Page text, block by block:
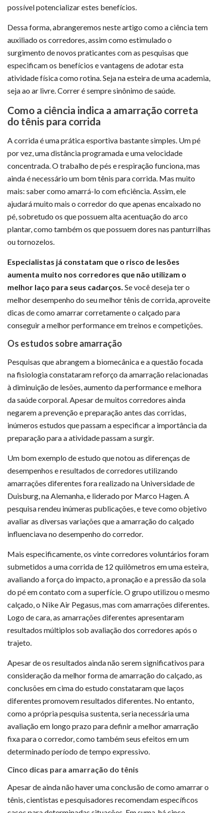
possível potencializar estes benefícios.
Dessa forma, abrangeremos neste artigo como a ciência tem
auxiliado os corredores, assim como estimulado o
surgimento de novos praticantes com as pesquisas que
especificam os benefícios e vantagens de adotar esta
atividade física como rotina. Seja na esteira de uma academia,
seja ao ar livre. Correr é sempre sinônimo de saúde.
Como a ciência indica a amarração correta
do tênis para corrida
A corrida é uma prática esportiva bastante simples. Um pé
por vez, uma distância programada e uma velocidade
concentrada. O trabalho de pés e respiração funciona, mas
ainda é necessário um bom tênis para corrida. Mas muito
mais: saber como amarrá-lo com eficiência. Assim, ele
ajudará muito mais o corredor do que apenas encaixado no
pé, sobretudo os que possuem alta acentuação do arco
plantar, como também os que possuem dores nas panturrilhas
ou tornozelos.
Especialistas já constatam que o risco de lesões
aumenta muito nos corredores que não utilizam o
melhor laço para seus cadarços. Se você deseja ter o
melhor desempenho do seu melhor tênis de corrida, aproveite
dicas de como amarrar corretamente o calçado para
conseguir a melhor performance em treinos e competições.
Os estudos sobre amarração
Pesquisas que abrangem a biomecânica e a questão focada
na fisiologia constataram reforço da amarração relacionadas
à diminuição de lesões, aumento da performance e melhora
da saúde corporal. Apesar de muitos corredores ainda
negarem a prevenção e preparação antes das corridas,
inúmeros estudos que passam a especificar a importância da
preparação para a atividade passam a surgir.
Um bom exemplo de estudo que notou as diferenças de
desempenhos e resultados de corredores utilizando
amarrações diferentes fora realizado na Universidade de
Duisburg, na Alemanha, e liderado por Marco Hagen. A
pesquisa rendeu inúmeras publicações, e teve como objetivo
avaliar as diversas variações que a amarração do calçado
influenciava no desempenho do corredor.
Mais especificamente, os vinte corredores voluntários foram
submetidos a uma corrida de 12 quilômetros em uma esteira,
avaliando a força do impacto, a pronação e a pressão da sola
do pé em contato com a superfície. O grupo utilizou o mesmo
calçado, o Nike Air Pegasus, mas com amarrações diferentes.
Logo de cara, as amarrações diferentes apresentaram
resultados múltiplos sob avaliação dos corredores após o
trajeto.
Apesar de os resultados ainda não serem significativos para
consideração da melhor forma de amarração do calçado, as
conclusões em cima do estudo constataram que laços
diferentes promovem resultados diferentes. No entanto,
como a própria pesquisa sustenta, seria necessária uma
avaliação em longo prazo para definir a melhor amarração
fixa para o corredor, como também seus efeitos em um
determinado período de tempo expressivo.
Cinco dicas para amarração do tênis
Apesar de ainda não haver uma conclusão de como amarrar o
tênis, cientistas e pesquisadores recomendam específicos